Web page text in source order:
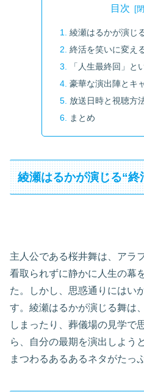
目次
綾瀬はるかが演じ
終活を笑いに変え
「人生最終回」と
豪華な演出陣とキ
放送日時と視聴方
まとめ
綾瀬はるかが演じる“終
主人公である桜井舞は、アラ
看取られずに静かに人生の幕
た。しかし、思惑通りにはい
す。綾瀬はるかが演じる舞は
しまったり、葬儀場の見学で
ら、自分の最期を演出しよう
まつわるあるあるネタがたっ